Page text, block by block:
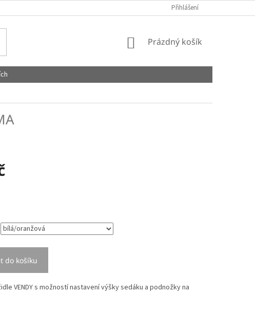
Přihlášení
NÁKUPNÍ
Prázdný košík
do košíku
VENDY s možností nastavení výšky sedáku a podnožky na